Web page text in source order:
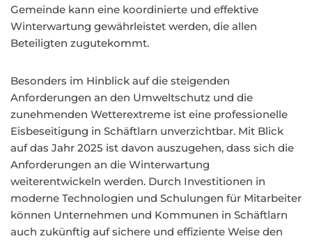
Gemeinde kann eine koordinierte und effektive
Winterwartung gewährleistet werden, die allen
Beteiligten zugutekommt.
Besonders im Hinblick auf die steigenden
Anforderungen an den Umweltschutz und die
zunehmenden Wetterextreme ist eine professionelle
Eisbeseitigung in Schäftlarn unverzichtbar. Mit Blick
auf das Jahr 2025 ist davon auszugehen, dass sich die
Anforderungen an die Winterwartung
weiterentwickeln werden. Durch Investitionen in
moderne Technologien und Schulungen für Mitarbeiter
können Unternehmen und Kommunen in Schäftlarn
auch zukünftig auf sichere und effiziente Weise den